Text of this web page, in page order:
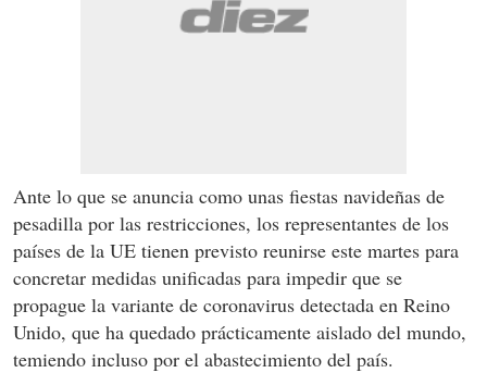
Ante lo que se anuncia como unas fiestas navideñas de
pesadilla por las restricciones, los representantes de los
países de la UE tienen previsto reunirse este martes para
concretar medidas unificadas para impedir que se
propague la variante de coronavirus detectada en Reino
Unido, que ha quedado prácticamente aislado del mundo,
temiendo incluso por el abastecimiento del país.